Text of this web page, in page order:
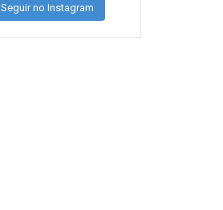
Seguir no Instagram